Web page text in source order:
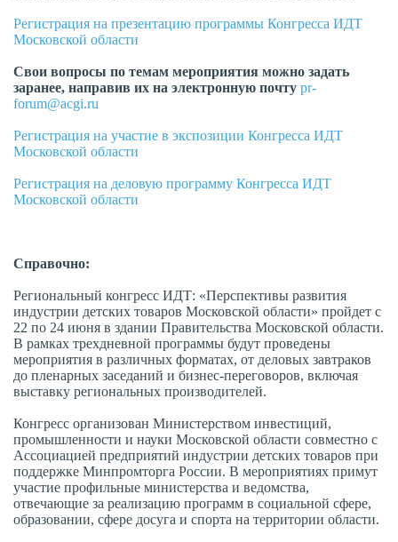
Регистрация на презентацию программы Конгресса ИДТ
Московской области
Свои вопросы по темам мероприятия можно задать
заранее, направив их на электронную почту pr-
forum@acgi.ru
Регистрация на участие в экспозиции Конгресса ИДТ
Московской области
Регистрация на деловую программу Конгресса ИДТ
Московской области
Справочно:
Региональный конгресс ИДТ: «Перспективы развития
индустрии детских товаров Московской области» пройдет с
22 по 24 июня в здании Правительства Московской области.
В рамках трехдневной программы будут проведены
мероприятия в различных форматах, от деловых завтраков
до пленарных заседаний и бизнес-переговоров, включая
выставку региональных производителей.
Конгресс организован Министерством инвестиций,
промышленности и науки Московской области совместно с
Ассоциацией предприятий индустрии детских товаров при
поддержке Минпромторга России. В мероприятиях примут
участие профильные министерства и ведомства,
отвечающие за реализацию программ в социальной сфере,
образовании, сфере досуга и спорта на территории области.